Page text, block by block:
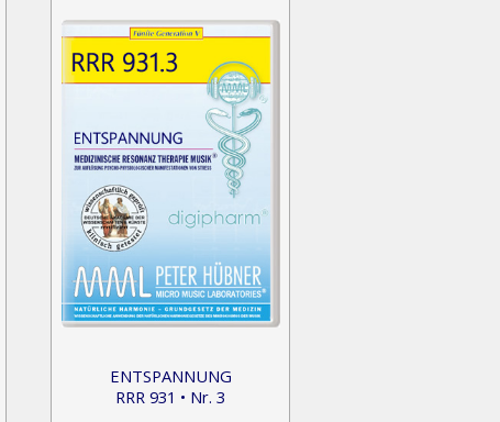
ENTSPANNUNG
RRR 931 • Nr. 3